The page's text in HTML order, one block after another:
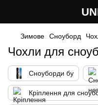
Зимове Сноуборд
Чохли для
Сноуборди бу
Кріплення для